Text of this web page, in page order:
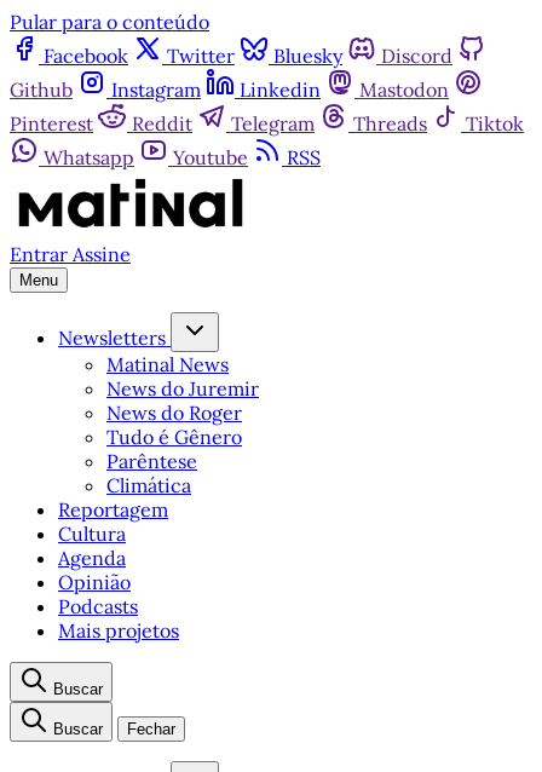
Pular para o conteúdo
Facebook
Twitter Bluesky
Discord
Github
Instagram Linkedin
Mastodon
Pinterest
Reddit Telegram Threads
Tiktok
Whatsapp
Youtube RSS
Entrar Assine
Menu
Newsletters
Matinal News
News do Juremir
News do Roger
Tudo é Gênero
Parêntese
Climática
Reportagem
Cultura
Agenda
Opinião
Podcasts
Mais projetos
Buscar
Buscar Fechar